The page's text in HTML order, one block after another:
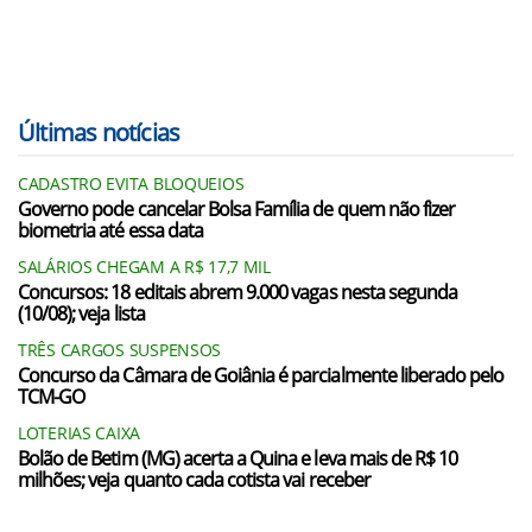
Últimas notícias
CADASTRO EVITA BLOQUEIOS
Governo pode cancelar Bolsa Família de quem não fizer
biometria até essa data
SALÁRIOS CHEGAM A R$ 17,7 MIL
Concursos: 18 editais abrem 9.000 vagas nesta segunda
(10/08); veja lista
TRÊS CARGOS SUSPENSOS
Concurso da Câmara de Goiânia é parcialmente liberado pelo
TCM-GO
LOTERIAS CAIXA
Bolão de Betim (MG) acerta a Quina e leva mais de R$ 10
milhões; veja quanto cada cotista vai receber